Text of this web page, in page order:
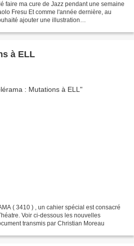
faire ma cure de Jazz pendant une semaine
Fresu Et comme l'année dernière, au
ajouter une illustration
à ELL
( 3410 ) , un cahier spécial est consacré
Voir ci-dessous les nouvelles
transmis par Christian Moreau